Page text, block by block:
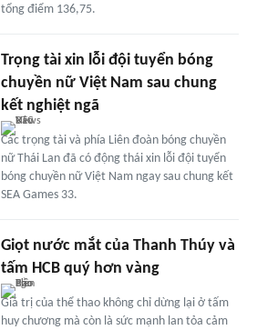
tổng điểm 136,75.
Trọng tài xin lỗi đội tuyển bóng
chuyền nữ Việt Nam sau chung
kết nghiệt ngã
Các trọng tài và phía Liên đoàn bóng chuyền
nữ Thái Lan đã có động thái xin lỗi đội tuyển
bóng chuyền nữ Việt Nam ngay sau chung kết
SEA Games 33.
Giọt nước mắt của Thanh Thúy và
tấm HCB quý hơn vàng
Giá trị của thể thao không chỉ dừng lại ở tấm
huy chương mà còn là sức mạnh lan tỏa cảm